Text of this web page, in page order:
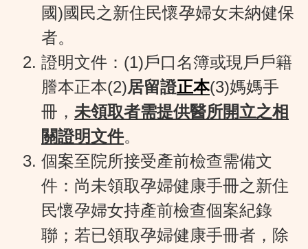
國)國民之新住民懷孕婦女未納健保
者。
證明文件：(1)戶口名簿或現戶戶籍
謄本正本(2)居留證正本(3)媽媽手
冊， 未領取者需提供醫所開立之相
關證明文件。
個案至院所接受產前檢查需備文
件：尚未領取孕婦健康手冊之新住
民懷孕婦女持產前檢查個案紀錄
聯；若已領取孕婦健康手冊者，除